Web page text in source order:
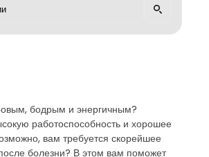
бодрым и энергичным?
работоспособность и хорошее
вам требуется скорейшее
болезни? В этом вам поможет